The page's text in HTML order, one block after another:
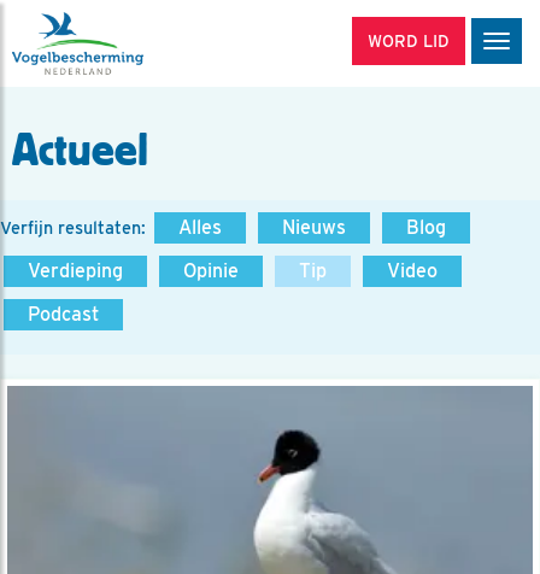
WORD LID
Actueel
Verfijn resultaten: Alles Nieuws
Blog
Verdieping
Opinie Tip
Video
Podcast